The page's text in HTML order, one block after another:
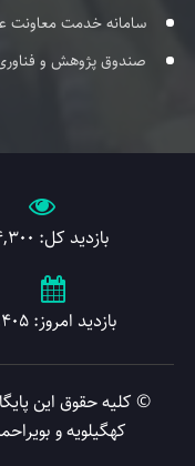
سامانه خدمت معاونت
صندوق پژوهش و فناوری
بازدید کل: 824,300
بازدید امروز: 1,405
© کلیه حقوق این
کهگیلویه و